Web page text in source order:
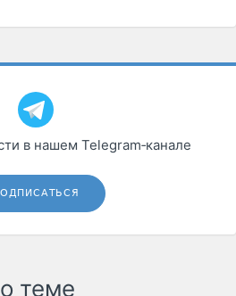
в нашем Telegram‑канале
теме